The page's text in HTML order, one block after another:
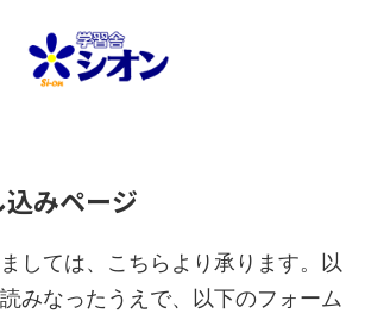
みページ
しては、こちらより承ります。以
みなったうえで、以下のフォーム